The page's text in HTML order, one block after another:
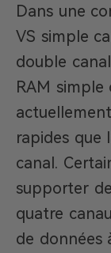
Dans une
VS simple
double
RAM simple
rapides que
canal.
supporter
quatre
de données